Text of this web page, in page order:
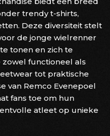
trendy t-shirts,
Deze diversiteit stelt
de jonge wielrenner
tonen en zich te
functioneel als
tot praktische
van Remco Evenepoel
fans toe om hun
atleet op unieke